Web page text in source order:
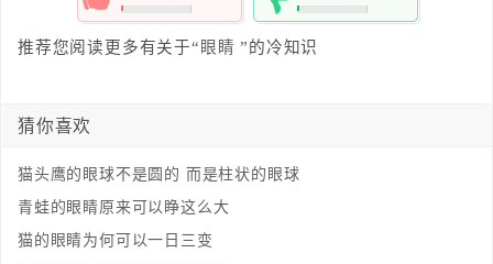
0% 0%
推荐您阅读更多有关于“ 眼睛 ”的冷知识
猜你喜欢
猫头鹰的眼球不是圆的 而是柱状的眼球
青蛙的眼睛原来可以睁这么大
猫的眼睛为何可以一日三变